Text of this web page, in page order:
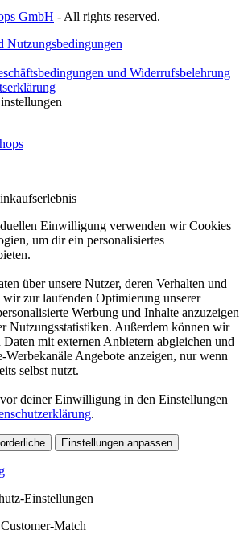
GmbH - All rights reserved.
Nutzungsbedingungen
und Widerrufsbelehrung
Einwilligung verwenden wir Cookies
um dir ein personalisiertes
über unsere Nutzer, deren Verhalten und
wir zur laufenden Optimierung unserer
Werbung und Inhalte anzuzeigen
Nutzungsstatistiken. Außerdem können wir
Daten mit externen Anbietern abgleichen und
Werbekanäle Angebote anzeigen, nur wenn
selbst nutzt.
deiner Einwilligung in den Einstellungen
.
Einstellungen anpassen
Einstellungen
Match